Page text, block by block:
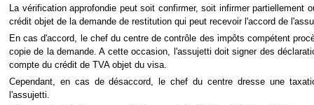
La vérification approfondie peut soit confirmer, soit infirmer partiellement
crédit objet de la demande de restitution qui peut recevoir l'accord de
En cas d'accord, le chef du centre de contrôle des impôts compétent
copie de la demande. A cette occasion, l'assujetti doit signer des
compte du crédit de TVA objet du visa.
Cependant, en cas de désaccord, le chef du centre dresse une
l'assujetti.